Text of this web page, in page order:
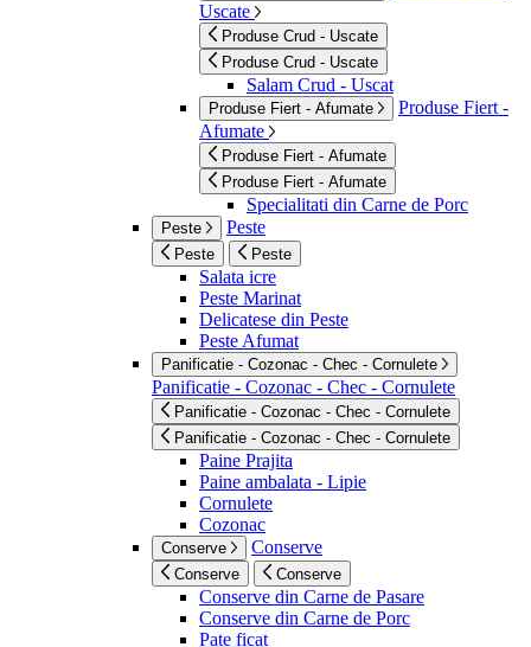
Uscate
Produse Crud - Uscate
Produse Crud - Uscate
Salam Crud - Uscat
Produse Fiert - Afumate
Produse Fiert -
Afumate
Produse Fiert - Afumate
Produse Fiert - Afumate
Specialitati din Carne de Porc
Peste Peste
Peste Peste
Salata icre
Peste Marinat
Delicatese din Peste
Peste Afumat
Panificatie - Cozonac - Chec - Cornulete
Panificatie - Cozonac - Chec - Cornulete
Panificatie - Cozonac - Chec - Cornulete
Panificatie - Cozonac - Chec - Cornulete
Paine Prajita
Paine ambalata - Lipie
Cornulete
Cozonac
Conserve Conserve
Conserve Conserve
Conserve din Carne de Pasare
Conserve din Carne de Porc
Pate ficat